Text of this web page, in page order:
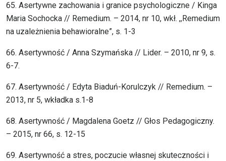
65. Asertywne zachowania i granice psychologiczne / Kinga
Maria Sochocka // Remedium. – 2014, nr 10, wkł. ,,Remedium
na uzależnienia behawioralne”, s. 1-3
66. Asertywność / Anna Szymańska // Lider. – 2010, nr 9, s.
6-7.
67. Asertywność / Edyta Biaduń-Korulczyk // Remedium. –
2013, nr 5, wkładka s.1-8
68. Asertywność / Magdalena Goetz // Głos Pedagogiczny.
– 2015, nr 66, s. 12-15
69. Asertywność a stres, poczucie własnej skuteczności i